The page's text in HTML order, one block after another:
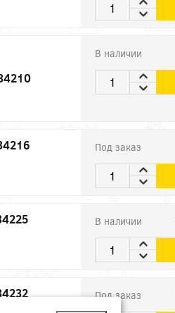
В наличии
Под заказ
В наличии
Под заказ